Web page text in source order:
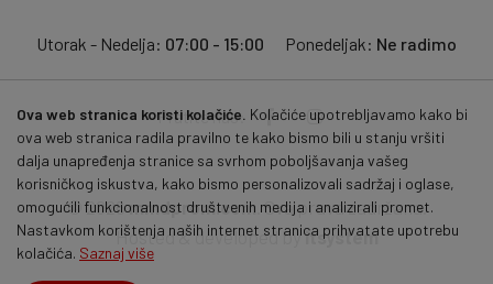
Utorak - Nedelja: 07:00 - 15:00 Ponedeljak: Ne radimo
Pratite nas:
© 2026mmdprom.com . Sva prava zadržana.
Hosted & developed byitsystem
Ova web stranica koristi kolačiće. Kolačiće upotrebljavamo kako bi
ova web stranica radila pravilno te kako bismo bili u stanju vršiti
dalja unapređenja stranice sa svrhom poboljšavanja vašeg
korisničkog iskustva, kako bismo personalizovali sadržaj i oglase,
omogućili funkcionalnost društvenih medija i analizirali promet.
Nastavkom korištenja naših internet stranica prihvatate upotrebu
kolačića. Saznaj više